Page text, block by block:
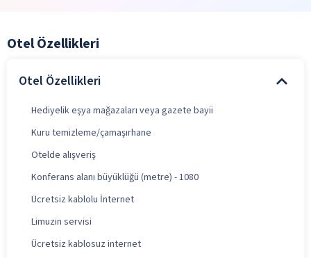
Otel Özellikleri
Otel Özellikleri
Hediyelik eşya mağazaları veya gazete bayii
Kuru temizleme/çamaşırhane
Otelde alışveriş
Konferans alanı büyüklüğü (metre) - 1080
Ücretsiz kablolu İnternet
Limuzin servisi
Ücretsiz kablosuz internet